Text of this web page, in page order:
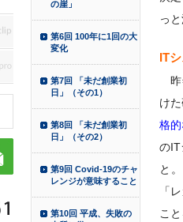
の崖」
第6回 100年に1回の大
変化
第7回 「未だ創業初
日」（その1）
第8回 「未だ創業初
日」（その2）
第9回 Covid-19のチャ
レンジが意味すること
第10回 平成、失敗の
っ
IT
昨
け
格
のIT
と
「
こ